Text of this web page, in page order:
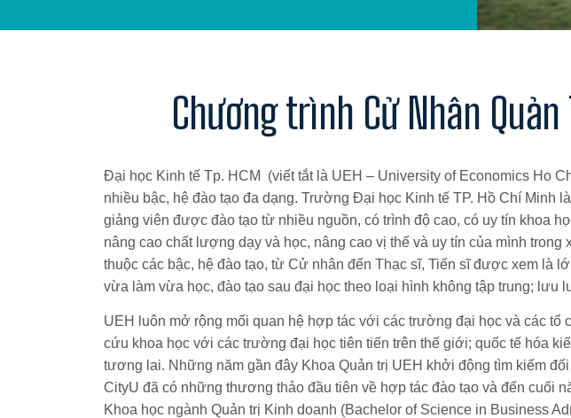
Chương trình Cử Nhân Quản
Đại học Kinh tế Tp. HCM (viết tắt là UEH – University of Economics Ho
nhiều bậc, hệ đào tạo đa dạng. Trường Đại học Kinh tế TP. Hồ Chí Minh
giảng viên được đào tạo từ nhiều nguồn, có trình độ cao, có uy tín khoa
nâng cao chất lượng dạy và học, nâng cao vị thế và uy tín của mình
thuộc các bậc, hệ đào tạo, từ Cử nhân đến Thạc sĩ, Tiến sĩ được xem là
vừa làm vừa học, đào tạo sau đại học theo loại hình không tập trung;
UEH luôn mở rộng mối quan hệ hợp tác với các trường đại học và các
cứu khoa học với các trường đại học tiên tiến trên thế giới; quốc tế hóa
tương lai. Những năm gần đây Khoa Quản trị UEH khởi động tìm kiếm
CityU đã có những thương thảo đầu tiên về hợp tác đào tạo và đến cuối
Khoa học ngành Quản trị Kinh doanh (Bachelor of Science in Business